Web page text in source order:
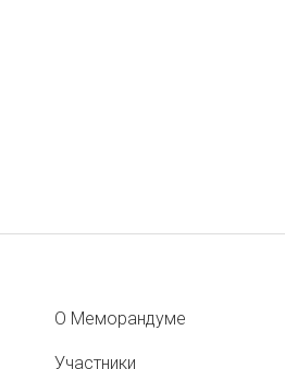
О Меморандуме
Участники